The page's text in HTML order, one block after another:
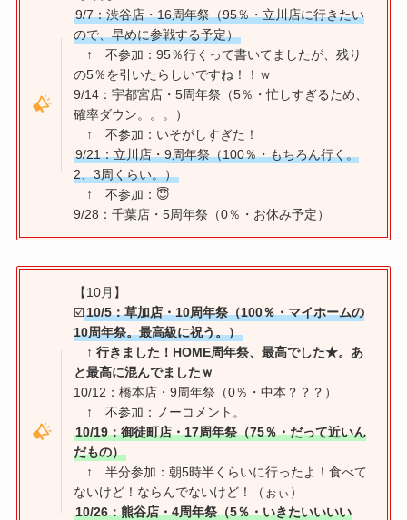
9/7：渋谷店・16周年祭（95％・立川店に行きたい
ので、早めに参戦する予定）
↑ 不参加：95％行くって書いてましたが、残り
の5％を引いたらしいですね！！ｗ
9/14：宇都宮店・5周年祭（5％・忙しすぎるため、
確率ダウン。。。）
↑ 不参加：いそがしすぎた！
9/21：立川店・9周年祭（100％・もちろん行く。
2、3周くらい。）
↑ 不参加：😇
9/28：千葉店・5周年祭（0％・お休み予定）
【10月】
☑️10/5：草加店・10周年祭（100％・マイホームの
10周年祭。最高級に祝う。）
↑ 行きました！HOME周年祭、最高でした★。あ
と最高に混んでましたｗ
10/12：橋本店・9周年祭（0％・中本？？？）
↑ 不参加：ノーコメント。
10/19：御徒町店・17周年祭（75％・だって近いん
だもの）
↑ 半分参加：朝5時半くらいに行ったよ！食べて
ないけど！ならんでないけど！（ぉぃ）
10/26：熊谷店・4周年祭（5％・いきたいいいい